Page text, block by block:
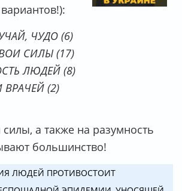
ЧУДО (6)
СИЛЫ (17)
ЛЮДЕЙ (8)
ВРАЧЕЙ (2)
а также на разумность
большинство!
ЛЮДЕЙ ПРОТИВОСТОИТ